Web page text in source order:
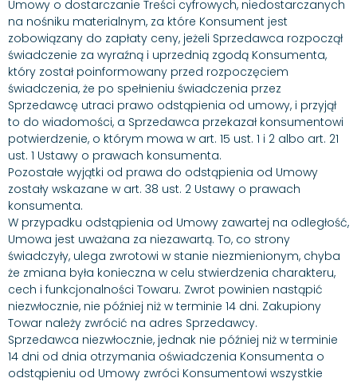
Umowy o dostarczanie Treści cyfrowych, niedostarczanych
na nośniku materialnym, za które Konsument jest
zobowiązany do zapłaty ceny, jeżeli Sprzedawca rozpoczął
świadczenie za wyraźną i uprzednią zgodą Konsumenta,
który został poinformowany przed rozpoczęciem
świadczenia, że po spełnieniu świadczenia przez
Sprzedawcę utraci prawo odstąpienia od umowy, i przyjął
to do wiadomości, a Sprzedawca przekazał konsumentowi
potwierdzenie, o którym mowa w art. 15 ust. 1 i 2 albo art. 21
ust. 1 Ustawy o prawach konsumenta.
Pozostałe wyjątki od prawa do odstąpienia od Umowy
zostały wskazane w art. 38 ust. 2 Ustawy o prawach
konsumenta.
W przypadku odstąpienia od Umowy zawartej na odległość,
Umowa jest uważana za niezawartą. To, co strony
świadczyły, ulega zwrotowi w stanie niezmienionym, chyba
że zmiana była konieczna w celu stwierdzenia charakteru,
cech i funkcjonalności Towaru. Zwrot powinien nastąpić
niezwłocznie, nie później niż w terminie 14 dni. Zakupiony
Towar należy zwrócić na adres Sprzedawcy.
Sprzedawca niezwłocznie, jednak nie później niż w terminie
14 dni od dnia otrzymania oświadczenia Konsumenta o
odstąpieniu od Umowy zwróci Konsumentowi wszystkie